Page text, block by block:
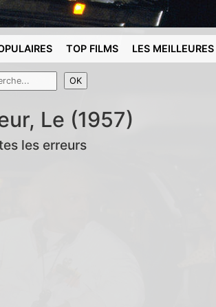
TOP FILMS LES MEILLEURES
Le (1957)
les erreurs